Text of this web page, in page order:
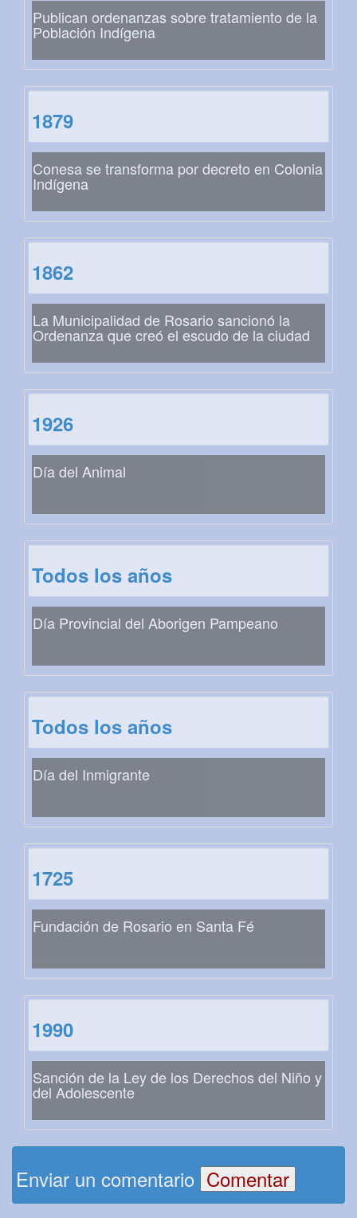
Publican ordenanzas sobre tratamiento de la
Población Indígena
1879
Conesa se transforma por decreto en Colonia
Indígena
1862
La Municipalidad de Rosario sancionó la
Ordenanza que creó el escudo de la ciudad
1926
Día del Animal
Todos los años
Día Provincial del Aborigen Pampeano
Todos los años
Día del Inmigrante
1725
Fundación de Rosario en Santa Fé
1990
Sanción de la Ley de los Derechos del Niño y
del Adolescente
Enviar un comentario